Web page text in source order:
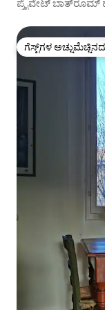
ಪ್ರೈವೇಟ್ ಬಾತ್‌ರೂಮ್
ಗೆಸ್ಟ್‌ಗಳ
ಗೆಸ್ಟ್‌ಗಳ